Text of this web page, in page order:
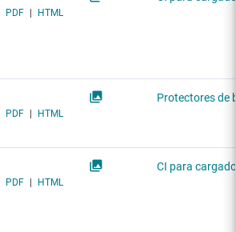
PDF HTML
PDF HTML
Protectores de
PDF HTML
CI para